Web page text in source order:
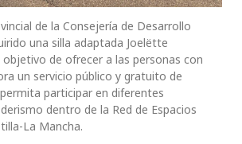
de la Consejería de Desarrollo
una silla adaptada Joelëtte
de ofrecer a las personas con
un servicio público y gratuito de
participar en diferentes
dentro de la Red de Espacios
La Mancha.